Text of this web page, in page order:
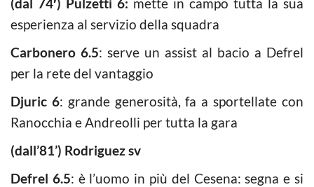
esperienza al servizio della squadra
Carbonero 6.5: serve un assist al bacio a Defrel
per la rete del vantaggio
Djuric 6: grande generosità, fa a sportellate con
Ranocchia e Andreolli per tutta la gara
(dall’81’) Rodriguez sv
Defrel 6.5: è l’uomo in più del Cesena: segna e si